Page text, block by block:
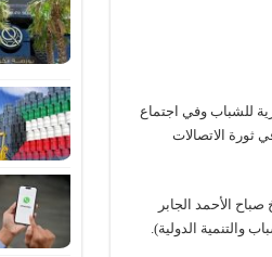
للشباب وفي اجتماع
ثورة الاتصالات
الأحمد الجابر
والتنمية الدولية).